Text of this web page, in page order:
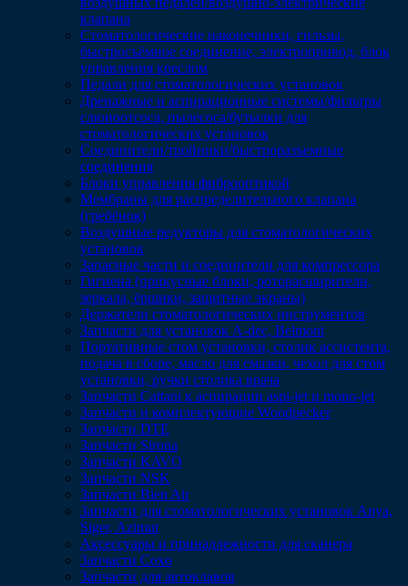
клапана
Стоматологические наконечники, гильзы,
быстросъёмное соединение, электропривод, блок
управления креслом
Педали для стоматологических установок
Дренажные и аспирационные системы/фильтры
слюноотсоса, пылесоса/бутылки для
стоматологических установок
Соединители/тройники/быстроразъемные
соединения
Блоки управления фиброоптикой
Мембраны для распределительного клапана
(гребёнок)
Воздушные редукторы для стоматологических
установок
Запасные части и соединители для компрессора
Гигиена (прикусные блоки, роторасширители,
зеркала, ёршики, защитные экраны)
Держатели стоматологических инструментов
Запчасти для установок A-dec, Belmont
Портативные стом установки, столик ассистента,
подача в сборе, масло для смазки, чехол для стом
установки, ручки столика врача
Запчасти Cattani к аспирации aspi-jet и mono-jet
Запчасти и комплектующие Woodpecker
Запчасти DTE
Запчасти Sirona
Запчасти KAVO
Запчасти NSK
Запчасти Bien Air
Запчасти для стоматологических установок Anya,
Siger, Azimut
Аксессуары и принадлежности для сканера
Запчасти Coxo
Запчасти для автоклавов